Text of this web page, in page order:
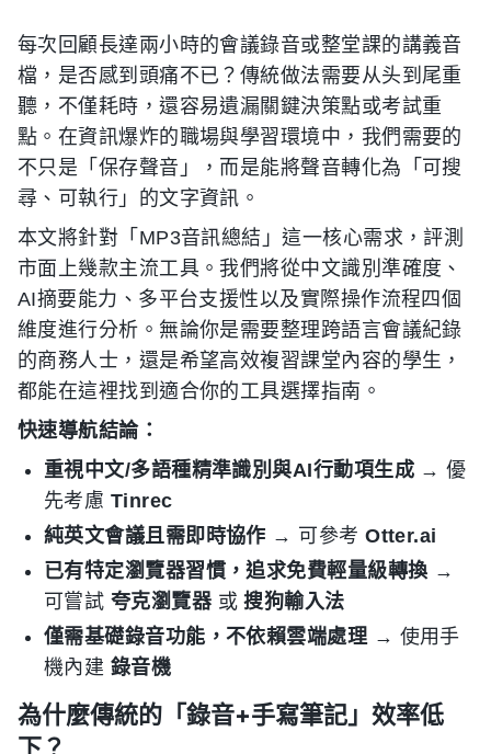
每次回顧長達兩小時的會議錄音或整堂課的講義音
檔，是否感到頭痛不已？傳統做法需要从头到尾重
聽，不僅耗時，還容易遺漏關鍵決策點或考試重
點。在資訊爆炸的職場與學習環境中，我們需要的
不只是「保存聲音」，而是能將聲音轉化為「可搜
尋、可執行」的文字資訊。
本文將針對「MP3音訊總結」這一核心需求，評測
市面上幾款主流工具。我們將從中文識別準確度、
AI摘要能力、多平台支援性以及實際操作流程四個
維度進行分析。無論你是需要整理跨語言會議紀錄
的商務人士，還是希望高效複習課堂內容的學生，
都能在這裡找到適合你的工具選擇指南。
快速導航結論：
重視中文/多語種精準識別與AI行動項生成 → 優
先考慮 Tinrec
純英文會議且需即時協作 → 可參考Otter.ai
已有特定瀏覽器習慣，追求免費輕量級轉換 →
可嘗試 夸克瀏覽器 或搜狗輸入法
僅需基礎錄音功能，不依賴雲端處理→ 使用手
機內建 錄音機
為什麼傳統的「錄音+手寫筆記」效率低
下？